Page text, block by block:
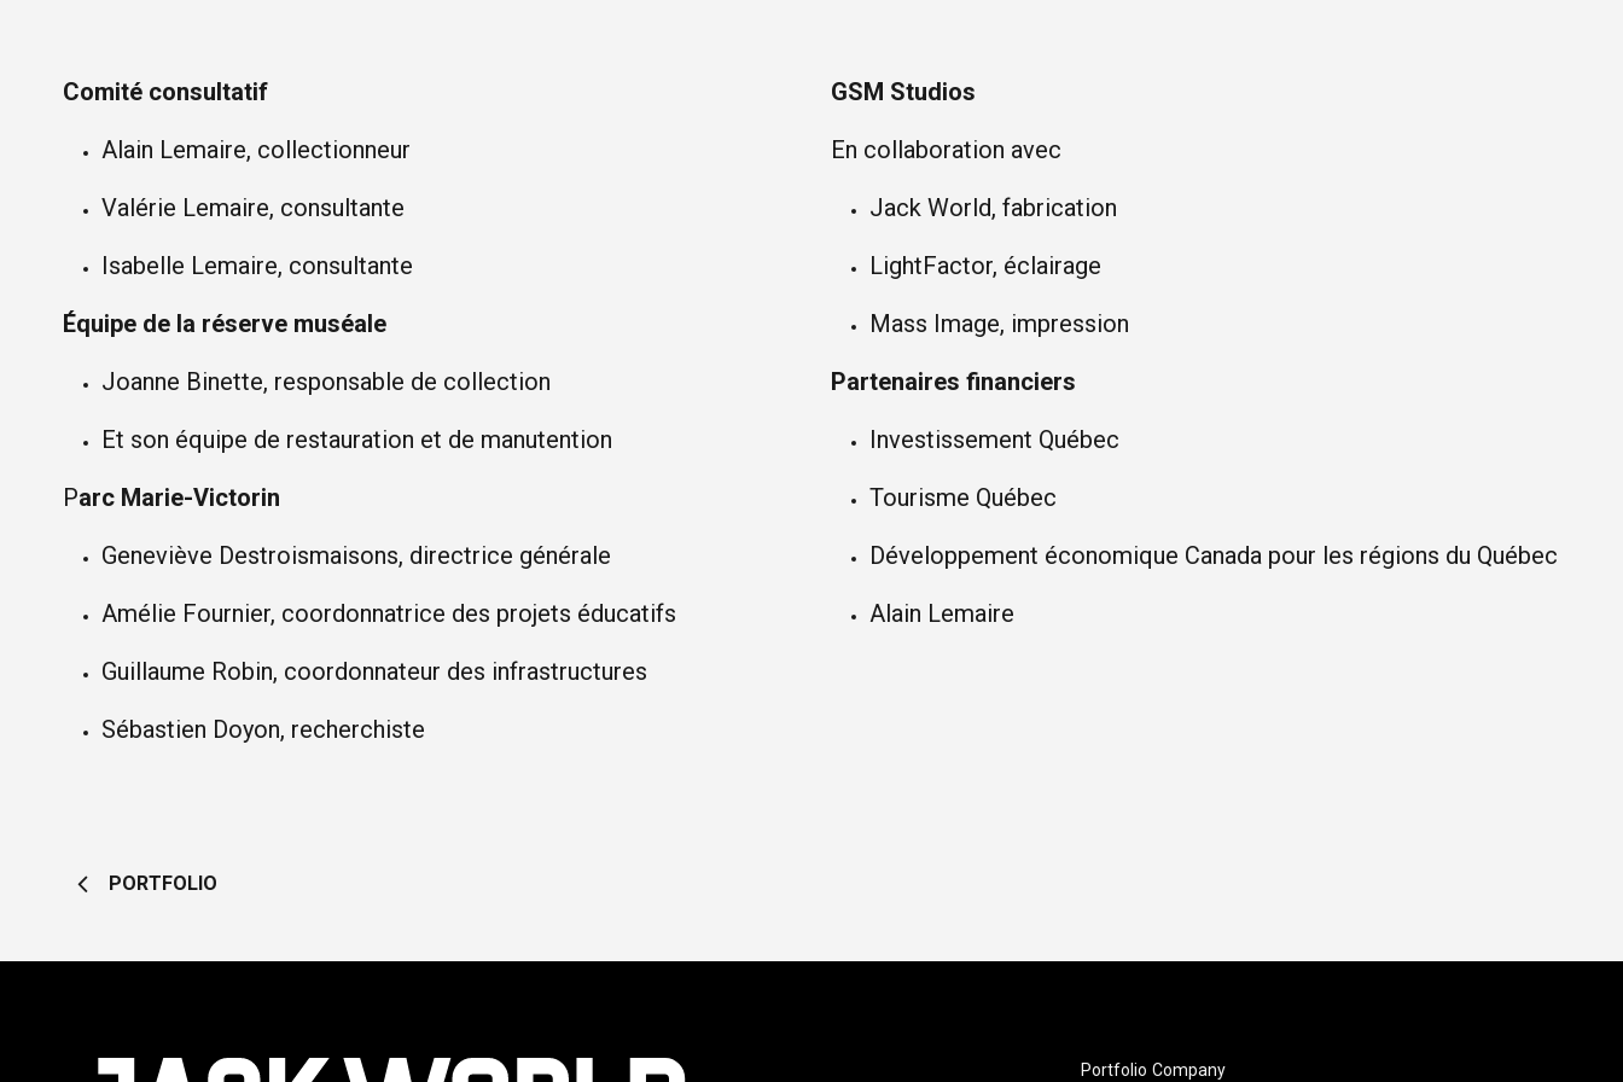
Comité consultatif
Alain Lemaire, collectionneur
Valérie Lemaire, consultante
Isabelle Lemaire, consultante
Équipe de la réserve muséale
Joanne Binette, responsable de collection
Et son équipe de restauration et de manutention
Parc Marie-Victorin
Geneviève Destroismaisons, directrice générale
Amélie Fournier, coordonnatrice des projets éducatifs
Guillaume Robin, coordonnateur des infrastructures
Sébastien Doyon, recherchiste
GSM Studios
En collaboration avec
Jack World, fabrication
LightFactor, éclairage
Mass Image, impression
Partenaires financiers
Investissement Québec
Tourisme Québec
Développement économique Canada pour les régions du Québec
Alain Lemaire
PORTFOLIO
Portfolio Company